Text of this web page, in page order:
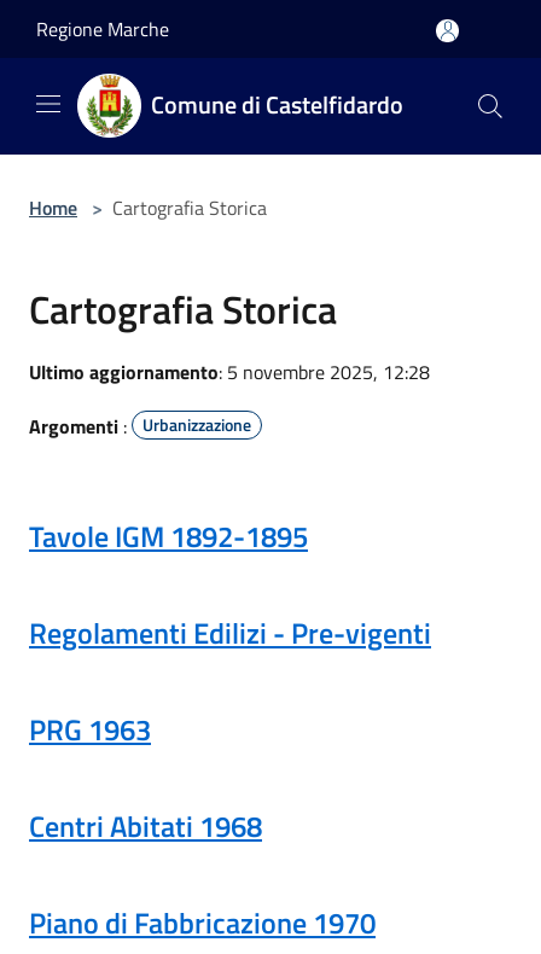
Regione Marche
Comune di Castelfidardo
Home > Cartografia Storica
Cartografia Storica
Ultimo aggiornamento: 5 novembre 2025, 12:28
Argomenti : Urbanizzazione
Tavole IGM 1892-1895
Regolamenti Edilizi - Pre-vigenti
PRG 1963
Centri Abitati 1968
Piano di Fabbricazione 1970